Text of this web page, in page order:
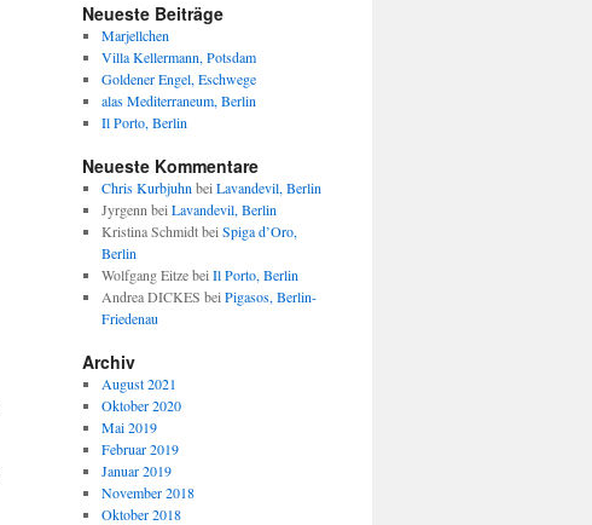
Neueste Beiträge
Marjellchen
Villa Kellermann, Potsdam
Goldener Engel, Eschwege
alas Mediterraneum, Berlin
Il Porto, Berlin
Neueste Kommentare
Chris Kurbjuhn bei Lavandevil, Berlin
Jyrgenn bei Lavandevil, Berlin
Kristina Schmidtbei Spiga d’Oro,
Berlin
Wolfgang Eitzebei Il Porto, Berlin
Andrea DICKES bei Pigasos, Berlin-
Friedenau
Archiv
August 2021
Oktober 2020
Mai 2019
Februar 2019
Januar 2019
November 2018
Oktober 2018